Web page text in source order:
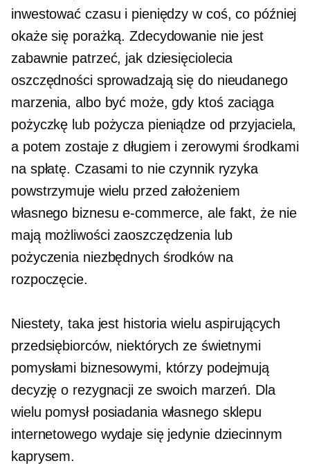
inwestować czasu i pieniędzy w coś, co później
okaże się porażką. Zdecydowanie nie jest
zabawnie patrzeć, jak dziesięciolecia
oszczędności sprowadzają się do nieudanego
marzenia, albo być może, gdy ktoś zaciąga
pożyczkę lub pożycza pieniądze od przyjaciela,
a potem zostaje z długiem i zerowymi środkami
na spłatę. Czasami to nie czynnik ryzyka
powstrzymuje wielu przed założeniem
własnego biznesu e-commerce, ale fakt, że nie
mają możliwości zaoszczędzenia lub
pożyczenia niezbędnych środków na
rozpoczęcie.
Niestety, taka jest historia wielu aspirujących
przedsiębiorców, niektórych ze świetnymi
pomysłami biznesowymi, którzy podejmują
decyzję o rezygnacji ze swoich marzeń. Dla
wielu pomysł posiadania własnego sklepu
internetowego wydaje się jedynie dziecinnym
kaprysem.